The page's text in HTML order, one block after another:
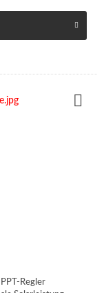
Regler